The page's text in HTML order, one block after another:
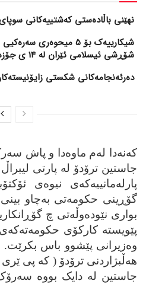
نهێنی باڵادەستی کەشتییەکانی
شیکارییەک بۆ 5 میحوەری
شۆڕشی ئیسلامی ئێران لە 14 ی جۆزەردان
دەرئەنجامەکانی شکستی
که‌نه‌دا له‌م ماوه‌دا و پاش
جاستین ترۆدۆ له‌ پارتی
پارله‌مانییه‌که‌ی نیوه‌ی
گۆڕینی حکومه‌تی به‌چاو
بواری نێوده‌وڵه‌تی چ
پێویسته‌ کارکۆی
وه‌زیرانی پێشوو باس بکرێت.
جاستین له‌ دایک بووه‌ سه‌رۆک